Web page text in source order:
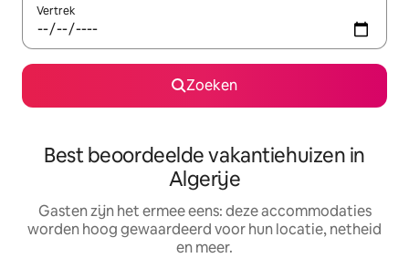
Vertrek
Zoeken
Best beoordeelde vakantiehuizen in
Algerije
Gasten zijn het ermee eens: deze accommodaties
worden hoog gewaardeerd voor hun locatie, netheid
en meer.